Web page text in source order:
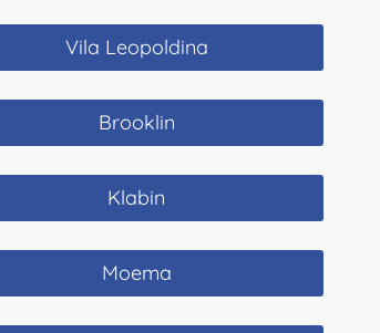
Vila Leopoldina
Brooklin
Klabin
Moema